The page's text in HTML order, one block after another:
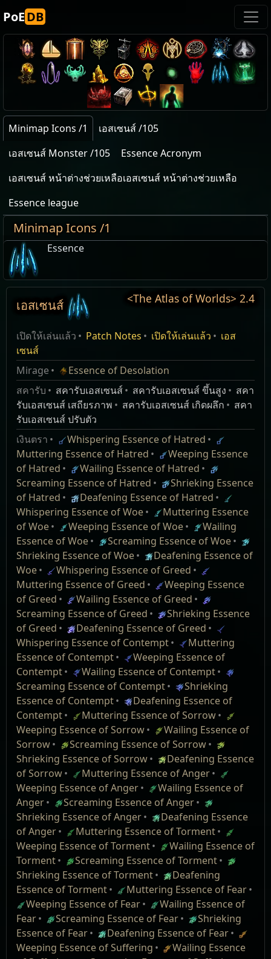
PoEDB
Minimap Icons /1
เอสเซนส์ /105
เอสเซนส์ Monster /105
Essence Acronym
เอสเซนส์ หน้าต่างช่วยเหลือเอสเซนส์ หน้าต่างช่วยเหลือ
Essence league
Minimap Icons /1
Essence
ขนาดกอง:1 / 10
Essence Tier:1
อัพเกรด ไอเทม​ธรรมดา ให้​เป็น ไอเทม​แรร์ โดย​จะ​มี​
ม็อด​พิเศษ 1 อย่าง
คุณสมบัติจะถูกจำกัดให้มีเลเวล 35 หรือต่ำกว่า
ซองธนู, หมวก, เสื้อเกราะ, รองเท้า, ถุงมือ, เข็มขัด, โล่:
ค่าต้านทาน น้ำแข็ง
ธนู, ไม้พลอง, ดาบสองมือ, ขวานสองมือ, กระบองสอง
มือ: เสริมความเสียหาย น้ำแข็ง (2—3)ถึง (6—
ไม้กายสิทธิ์, กรงเล็บ, มีด, ดาบมือเดียว, ดาบแทง, ขวาน
มือเดียว, กระบองมือเดียว, คทา: เสริมความเสียหาย น้ำ
แข็ง(1— 2)ถึง (3— 4)
สร้อย, แหวน: เพิ่มความเสียหาย น้ำแข็ง (6
Muttering Essence of Hatred
ขนาดกอง:1 / 10
Essence Tier:2
อัพเกรด ไอเทม​ธรรมดา ให้​เป็น ไอเทม​แรร์ โดย​จะ​มี​
ม็อด​พิเศษ 1 อย่าง
คุณสมบัติจะถูกจำกัดให้มีเลเวล 45 หรือต่ำกว่า
ซองธนู, หมวก, เสื้อเกราะ, รองเท้า, ถุงมือ, เข็มขัด, โล่:
ค่าต้านทาน น้ำแข็ง+(12—17)%
ธนู, ไม้พลอง, ดาบสองมือ, ขวานสองมือ, กระบองสอง
มือ: เสริมความเสียหาย น้ำแข็ง(12—17)ถึง(26
ไม้กายสิทธิ์, กรงเล็บ, มีด, ดาบมือเดียว, ดาบแทง, ขวาน
มือเดียว, กระบองมือเดียว, คทา: เสริมความเสียหาย น้ำ
(7 —9) ถึง —
16)
สร้อย, แหวน: เพิ่มความเสียหาย น้ำแข็ง(11— 14)
Weeping Essence of Hatred
ขนาดกอง:1 / 10
Essence Tier: 3
อัพเกรด ไอเทม​ธรรมดา ให้​เป็น ไอเทม​แรร์ โดย​จะ​มี​
ม็อด​พิเศษ 1 อย่าง
คุณสมบัติจะถูกจำกัดให้มีเลเวล 60 หรือต่ำกว่า
ซองธนู, หมวก, เสื้อเกราะ, รองเท้า, ถุงมือ, เข็มขัด, โล่:
ค่าต้านทาน น้ำแข็ง +(18 23)%
ธนู, ไม้พลอง, ดาบสองมือ, ขวานสองมือ, กระบองสอง
มือ: เสริมความเสียหาย น้ำแข็ง(29—40)ถึง(58—68)
ไม้กายสิทธิ์, กรงเล็บ, มีด, ดาบมือเดียว, ดาบแทง, ขวาน
มือเดียว, กระบองมือเดียว, คทา: เสริมความเสียหาย น้ำ
แข็ง(16— ถึง
37)
สร้อย, แหวน: เพิ่มความเสียหาย น้ำแข็ง(15—18)%
Wailing Essence of Hatred
ขนาดกอง:1 / 10
Essence Tier: 4
Whispering
Essence of
Hatred
เพิ่มความเสียหาย11
monster difficulty tankiness +% [16]
นำความเสียหาย กายภาพ 10
% ไปเสริม
เป็น น้ำแข็ง
แปลงความเสียหาย กายภาพ20% เป็น น้ำ
แข็ง
from league item quantity +%
permyriad [0]
from league item rarity +% permyriad
[250]
Muttering
Essence of
Hatred
เพิ่มความเสียหาย13%
monster difficulty tankiness +% [41]
นำความเสียหาย กายภาพ10% ไปเสริม
เป็น น้ำแข็ง
แปลงความเสียหาย กายภาพ 20% เป็น น้ำ
แข็ง
from league item quantity +%
permyriad [0]
from league item rarity +% permyriad
[300]
Weeping
Essence of
Hatred
เพิ่มความเสียหาย 15
monster difficulty tankiness +% [102]
นำความเสียหาย กายภาพ
% ไปเสริม
เป็น น้ำแข็ง
แปลงความเสียหาย กายภาพ
% เป็น น้ำ
from league item quantity +%
permyriad [0]
from league item rarity +% permyriad
[350]
Wailing
Essence of
Hatred
เพิ่มความเสียหาย19%
monster difficulty tankiness +% [143]
นำความเสียหาย กายภาพ10% ไปเสริม
เป็น น้ำแข็ง
แปลงความเสียหาย กายภาพ20% เป็น น้ำ
แข็ง
from league item quantity +%
permyriad [0]
from league item rarity +% permyriad
Pre/Suf
1
โพรเจกไทล์
ของ ดูดแก่น
แท้ (Essence
Drain) และ
(Soulrend)
%
ดูดแก่นแท้
(Essence
Drain) และ
ฉีกวิญญาณ
(Soulrend)
ยิงโพรเจก
ไทล์ เพิ่มเติม
attack_dagger
wand1000
staff1000
dagger
sceptre
shield
500
default0
1 WeaponTree
ลดความเร็ว
โพรเจกไทล์
ของ ดูดแก่น
แท้ (Essence
Drain) และ
ฉีกวิญญาณ
(Soulrend)
50%
ดูดแก่นแท้
(Essence
Drain) และ
ฉีกวิญญาณ
(Soulrend)
ยิงโพรเจก
ไทล์ เพิ่มเติม
4ลูก
attack_staff0
attack_dagger
0
wand 1000
staff1000
dagger1000
sceptre1000
default0
ชื่อ เลเวล Pre/Suf Description
Weight
เอนแชนท์ ดูด
แก่นแท้
(Essence
Drain): ความ
เสียหาย 1
66
เอนแช
นท์
เพิ่มความเสีย
หายของ ดูด
แก่นแท้
(Essence
Drain)25%
helmet
100
default
0
เอสเซนส์ หน้าต่างช่วยเหลือ
คุณอาจจะได้พบกับผลึกคริสตัลสีฟ้าอันใหญ่ทั่วโลกที่จอง
จำมอนสเตอร์หลายตัวไว้ข้างใน หากเปิดคริสตัลตรงกลาง
คุณจะปล่อยมอนสเตอร์ออกมาได้ แต่ระวังไว้ว่ามอนส
เตอร์จะได้พลังจาก เอสเซนส์ และแกร่งกว่ามอนสเตอร์
ปกติ หากคุณสยบมอนสเตอร์ภายในนั้นได้ คุณก็สามารถ
เก็บ เอสเซนส์ ไปครอบครองนั่นเอง เอสเซนส์ เป็นไอเทม
เงินตราแบบหนึ่งที่พบได้จากการสยบมอนสเตอร์ที่ถูก
จองจำเช่นนี้เท่านั้น และ เอสเซนส์ นั้นต่างจากไอเทมเงิน
ตราทั่วไปตรงที่มีผลลัพธ์ที่ควบคุมได้ระดับหนึ่ง มันจะกา
รันตีว่ามีม็อดบางอย่างปรากฏอยู่เสมอ
มอนสเตอร์ที่มี เอสเซนส์ นั้นโหดกว่ามอนสเตอร์ทั่วไป
เป็นอย่างมาก ระวังให้ดี!
เอสเซนส์ นั้นจะมีประโยชน์มากในตอนแรกหรือเมื่อตัว
ละครของคุณต้องใช้ม็อดเฉพาะเช่นค่าต้านทาน ไฟ และ
หากคุณมี เอสเซนส์ ที่เลเวลน้อยเกินความจำเป็น คุณก็
สามารถอัพเกรดได้ด้วยการขาย เอสเซนส์ ที่เหมือนกัน
สามชิ้นให้กับผู้ค้าขาย ซึ่งจะให้คุณได้รับ เอสเซนส์ ที่เลเวล
สูงขึ้นและมีประสิทธิภาพยิ่งขึ้นนั่นเอง
Essence league
Ultimatum Patch Notes
Essence Changes
Various Essence outcomes have been
rebalanced. Please read the Essence Balance
section for more information.
Breach Patch Notes
Essence Changes:
Added the contents of the Essence League to the
core game. You can now find monsters trapped
in Essences throughout Wraeclast, but at a lower
rate than when it was the current challenge
league.
The rate of finding multiple essences at once has
been significantly increased in maps (especially
higher maps).
At level 47 areas and above, Whispering
Essences can no longer appear.
At level 67 areas and above, Muttering Essences
can no longer appear.
The values of mods from Wailing Essences of
Woe and above have been reduced, resulting in
a notably lower value of all mods from higher-
tier Woe essences.
Fixed a minor issue where the Muttering Essence
of Woe amulet mod granted values that were 1%
too low.
The gloves mod from Essence of Insanity now
grant "Socketed gems have 16% More Attack
and Cast Speed" (down from 20%). Existing items
will not be changed.
The weapon mod from Essence of Horror now
grants a 16% chance to gain a power, frenzy or
endurance charge on kill (up from 10%). Old
versions of this mod can be updated using a
Divine Orb.
The weapon mod from Essence of Delirium now
deals 750 chaos damage per second for 10
seconds (down from 1,000).
<The Atlas of Worlds> 2.4
เอสเซนส์
เปิดให้เล่นแล้ว Patch Notes เปิดให้เล่นแล้ว
เอส
เซนส์
Mirage
Essence of Desolation
สคารับ
สคารับเอสเซนส์ สคารับเอสเซนส์ ขึ้นสูง
สคา
รับเอสเซนส์ เสถียรภาพ
สคารับเอสเซนส์ เกิดผลึก
สคา
รับเอสเซนส์ ปรับตัว
เงินตรา
Whispering Essence of Hatred
Muttering Essence of Hatred
Weeping Essence
of Hatred
Wailing Essence of Hatred
Screaming Essence of Hatred
Shrieking Essence
of Hatred
Deafening Essence of Hatred
Whispering Essence of Woe
Muttering Essence
of Woe
Weeping Essence of Woe
Wailing
Essence of Woe
Screaming Essence of Woe
Shrieking Essence of Woe
Deafening Essence of
Woe
Whispering Essence of Greed
Muttering Essence of Greed
Weeping Essence
of Greed
Wailing Essence of Greed
Screaming Essence of Greed
Shrieking Essence
of Greed
Deafening Essence of Greed
Whispering Essence of Contempt
Muttering
Essence of Contempt
Weeping Essence of
Contempt
Wailing Essence of Contempt
Screaming Essence of Contempt
Shrieking
Essence of Contempt
Deafening Essence of
Contempt
Muttering Essence of Sorrow
Weeping Essence of Sorrow
Wailing Essence of
Sorrow
Screaming Essence of Sorrow
Shrieking Essence of Sorrow
Deafening Essence
of Sorrow
Muttering Essence of Anger
Weeping Essence of Anger
Wailing Essence of
Anger
Screaming Essence of Anger
Shrieking Essence of Anger
Deafening Essence
of Anger
Muttering Essence of Torment
Weeping Essence of Torment
Wailing Essence of
Torment
Screaming Essence of Torment
Shrieking Essence of Torment
Deafening
Essence of Torment
Muttering Essence of Fear
Weeping Essence of Fear
Wailing Essence of
Fear
Screaming Essence of Fear
Shrieking
Essence of Fear
Deafening Essence of Fear
Weeping Essence of Suffering
Wailing Essence